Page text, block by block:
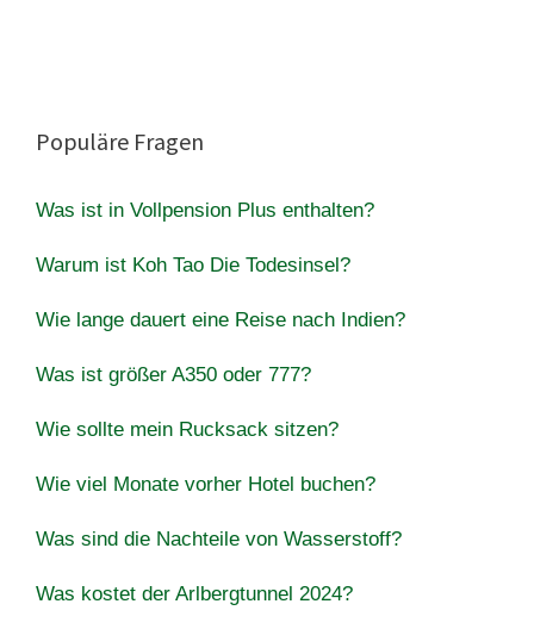
Populäre Fragen
Was ist in Vollpension Plus enthalten?
Warum ist Koh Tao Die Todesinsel?
Wie lange dauert eine Reise nach Indien?
Was ist größer A350 oder 777?
Wie sollte mein Rucksack sitzen?
Wie viel Monate vorher Hotel buchen?
Was sind die Nachteile von Wasserstoff?
Was kostet der Arlbergtunnel 2024?